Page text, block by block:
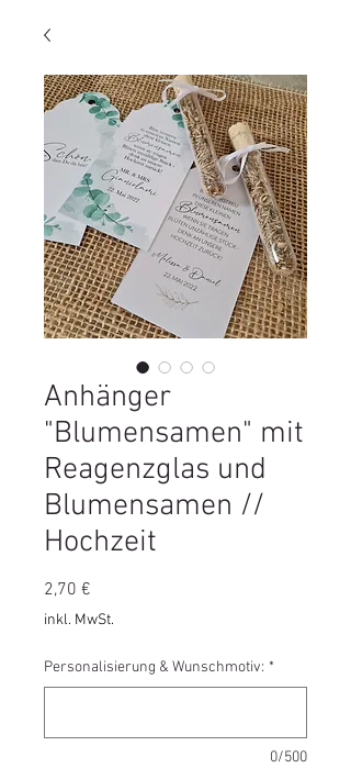
Anhänger
"Blumensamen" mit
Reagenzglas und
Blumensamen //
Hochzeit
2,70 €
inkl. MwSt.
Personalisierung & Wunschmotiv: *
0/500